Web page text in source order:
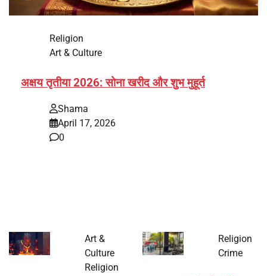
Religion
Art & Culture
अक्षय तृतीया 2026: सोना खरीद और शुभ मुहूर्त
Shama
April 17, 2026
0
Art &
Culture
Religion
Religion
Crime